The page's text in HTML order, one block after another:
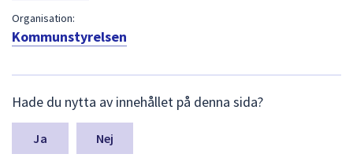
Organisation:
Kommunstyrelsen
ä
m
a
Hade du nytta av innehållet på denna sida?
Nej